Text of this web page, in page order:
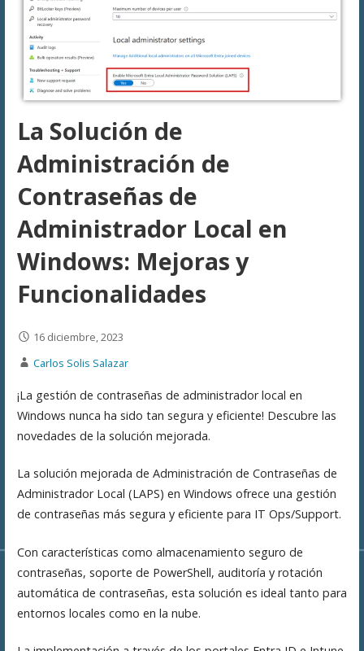
La Solución de
Administración de
Contraseñas de
Administrador Local en
Windows: Mejoras y
Funcionalidades
16 diciembre, 2023
Carlos Solis Salazar
¡La gestión de contraseñas de administrador local en
Windows nunca ha sido tan segura y eficiente! Descubre las
novedades de la solución mejorada.
La solución mejorada de Administración de Contraseñas de
Administrador Local (LAPS) en Windows ofrece una gestión
de contraseñas más segura y eficiente para IT Ops/Support.
Con características como almacenamiento seguro de
contraseñas, soporte de PowerShell, auditoría y rotación
automática de contraseñas, esta solución es ideal tanto para
entornos locales como en la nube.